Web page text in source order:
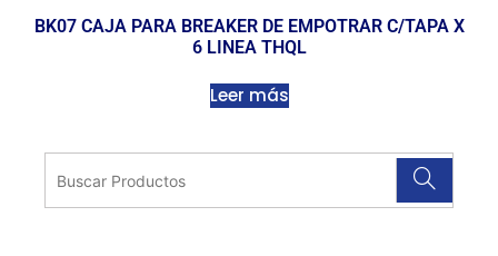
BK07 CAJA PARA BREAKER DE EMPOTRAR C/TAPA X
6 LINEA THQL
Leer más